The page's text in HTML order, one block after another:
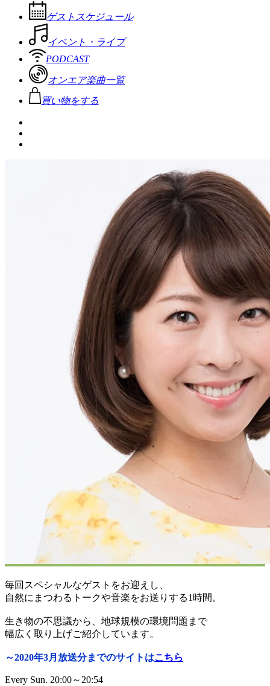
ゲストスケジュール
イベント・ライブ
PODCAST
オンエア楽曲一覧
買い物をする
毎回スペシャルなゲストをお迎えし、
自然にまつわるトークや音楽をお送りする1時間。
生き物の不思議から、地球規模の環境問題まで
幅広く取り上げご紹介しています。
～2020年3月放送分までのサイトはこちら
Every Sun. 20:00～20:54